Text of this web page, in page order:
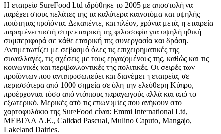
Η εταιρεία SureFood Ltd ιδρύθηκε το 2005 με αποστολή να
παρέχει στους πελάτες της τα καλύτερα καινοτόμα και υψηλής
ποιότητας προϊόντα. Δεκαπέντε, και πλέον, χρόνια μετά, η εταιρεία
παραμένει πιστή στην εταιρική της φιλοσοφία για υψηλή ηθική
συμπεριφορά σε κάθε εταιρική της συνεργασία και δράση.
Αντιμετωπίζει με σεβασμό όλες τις επιχειρηματικές της
συναλλαγές, τις σχέσεις με τους εργαζομένους της, καθώς και τις
κοινωνικές και περιβαλλοντικές της πολιτικές. Οι σειρές των
προϊόντων που αντιπροσωπεύει και διανέμει η εταιρεία, σε
περισσότερα από 1000 σημεία σε όλη την ελεύθερη Κύπρο,
προέρχονται τόσο από ντόπιους παραγωγούς αλλά και από το
εξωτερικό. Μερικές από τις επωνυμίες που ανήκουν στο
χαρτοφυλάκιο της SureFood είναι: Emmi International Ltd,
MΕΒΓΑΛ A.E., Calidad Pascual, Mulino Caputo, Mangajo,
Lakeland Dairies.